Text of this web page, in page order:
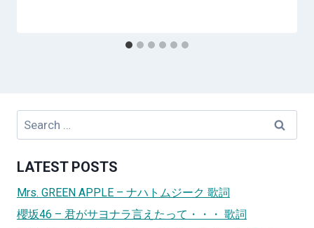
Search
LATEST POSTS
Mrs. GREEN APPLE – ナハトムジーク 歌詞
櫻坂46 – 君がサヨナラ言えたって・・・ 歌詞